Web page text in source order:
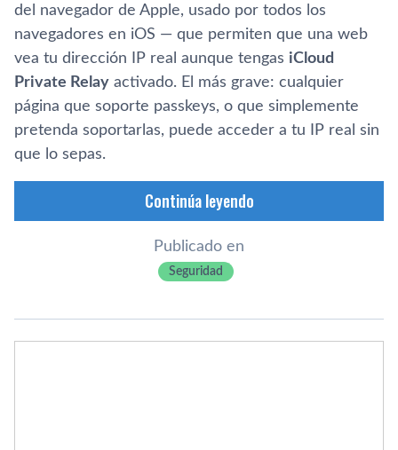
del navegador de Apple, usado por todos los
navegadores en iOS — que permiten que una web
vea tu dirección IP real aunque tengas iCloud
Private Relay activado. El más grave: cualquier
página que soporte passkeys, o que simplemente
pretenda soportarlas, puede acceder a tu IP real sin
que lo sepas.
Continúa leyendo
Publicado en
Seguridad